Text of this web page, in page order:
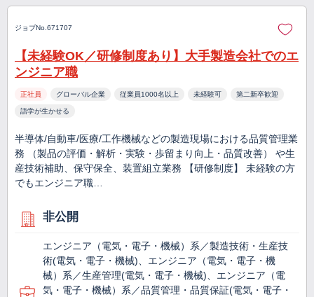
ジョブNo.671707
【未経験OK／研修制度あり】大手製造会社でのエ
ンジニア職
正社員 グローバル企業 従業員1000名以上 未経験可 第二新卒歓迎
語学が生かせる
半導体/自動車/医療/工作機械などの製造現場における品質管理業
務 （製品の評価・解析・実験・歩留まり向上・品質改善） や生
産技術補助、保守保全、装置組立業務 【研修制度】 未経験の方
でもエンジニア職…
非公開
エンジニア（電気・電子・機械）系／製造技術・生産技
術(電気・電子・機械)、エンジニア（電気・電子・機
械）系／生産管理(電気・電子・機械)、エンジニア（電
気・電子・機械）系／品質管理・品質保証(電気・電子・